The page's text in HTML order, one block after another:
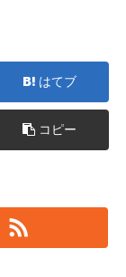
はてブ
コピー